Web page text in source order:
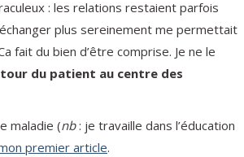
: les relations restaient parfois
plus sereinement me permettait
fait du bien d’être comprise. Je ne le
du patient au centre des
maladie (nb: je travaille dans l’éducation
premier article.